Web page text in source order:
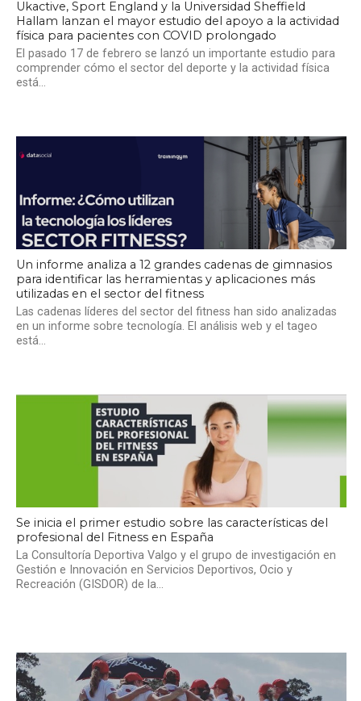
Ukactive, Sport England y la Universidad Sheffield
Hallam lanzan el mayor estudio del apoyo a la actividad
física para pacientes con COVID prolongado
El pasado 17 de febrero se lanzó un importante estudio para
comprender cómo el sector del deporte y la actividad física
está...
Un informe analiza a 12 grandes cadenas de gimnasios
para identificar las herramientas y aplicaciones más
utilizadas en el sector del fitness
Las cadenas líderes del sector del fitness han sido analizadas
en un informe sobre tecnología. El análisis web y el tageo
está...
Se inicia el primer estudio sobre las características del
profesional del Fitness en España
La Consultoría Deportiva Valgo y el grupo de investigación en
Gestión e Innovación en Servicios Deportivos, Ocio y
Recreación (GISDOR) de la...